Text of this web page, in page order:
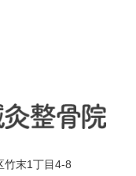
末1丁目4-8